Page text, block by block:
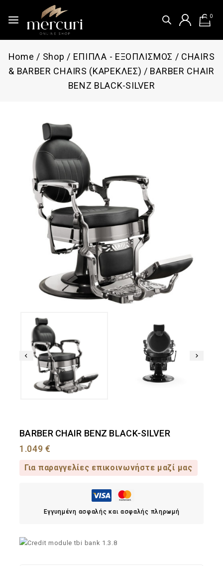
0
Home / Shop / ΕΠΙΠΛΑ - ΕΞΟΠΛΙΣΜΟΣ / CHAIRS
& BARBER CHAIRS (ΚΑΡΕΚΛΕΣ) / BARBER CHAIR
BENZ BLACK-SILVER
BARBER CHAIR BENZ BLACK-SILVER
1.049€
Για παραγγελίες επικοινωνήστε μαζί μας
Εγγυημένη ασφαλής και ασφαλής πληρωμή